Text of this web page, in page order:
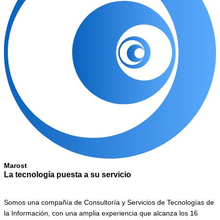
Marost
La tecnología puesta a su servicio
Somos una compañía de Consultoría y Servicios de Tecnologías de
la Información, con una amplia experiencia que alcanza los 16